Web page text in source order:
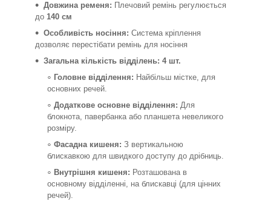
Довжина ременя: Плечовий ремінь регулюється
до 140 см
Особливість носіння: Система кріплення
дозволяє перестібати ремінь для носіння
Загальна кількість відділень: 4 шт.
Головне відділення: Найбільш містке, для
основних речей.
Додаткове основне відділення: Для
блокнота, павербанка або планшета невеликого
розміру.
Фасадна кишеня: З вертикальною
блискавкою для швидкого доступу до дрібниць.
Внутрішня кишеня: Розташована в
основному відділенні, на блискавці (для цінних
речей).